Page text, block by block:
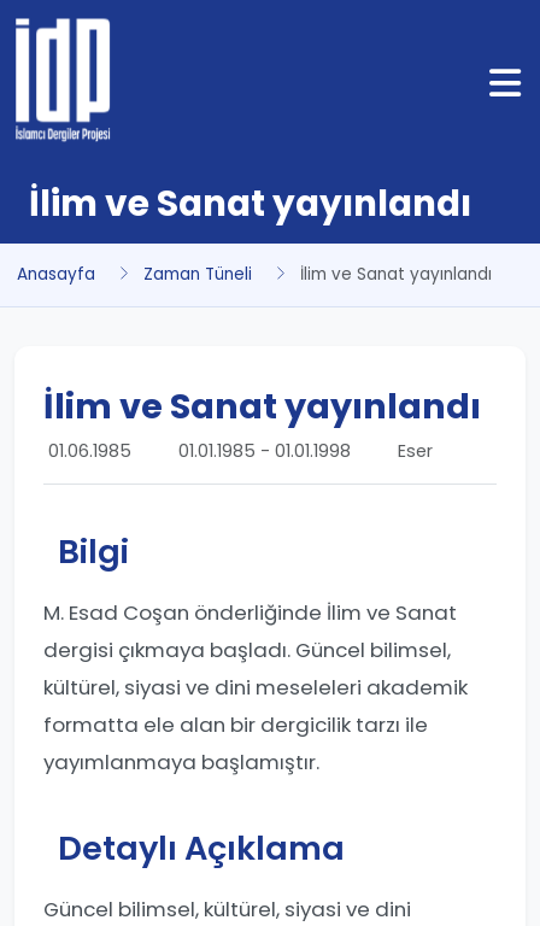
İlim ve Sanat yayınlandı
Anasayfa Zaman Tüneli İlim ve Sanat yayınlandı
İlim ve Sanat yayınlandı
01.06.1985 01.01.1985 - 01.01.1998 Eser
Bilgi
M. Esad Coşan önderliğinde İlim ve Sanat
dergisi çıkmaya başladı. Güncel bilimsel,
kültürel, siyasi ve dini meseleleri akademik
formatta ele alan bir dergicilik tarzı ile
yayımlanmaya başlamıştır.
Detaylı Açıklama
Güncel bilimsel, kültürel, siyasi ve dini